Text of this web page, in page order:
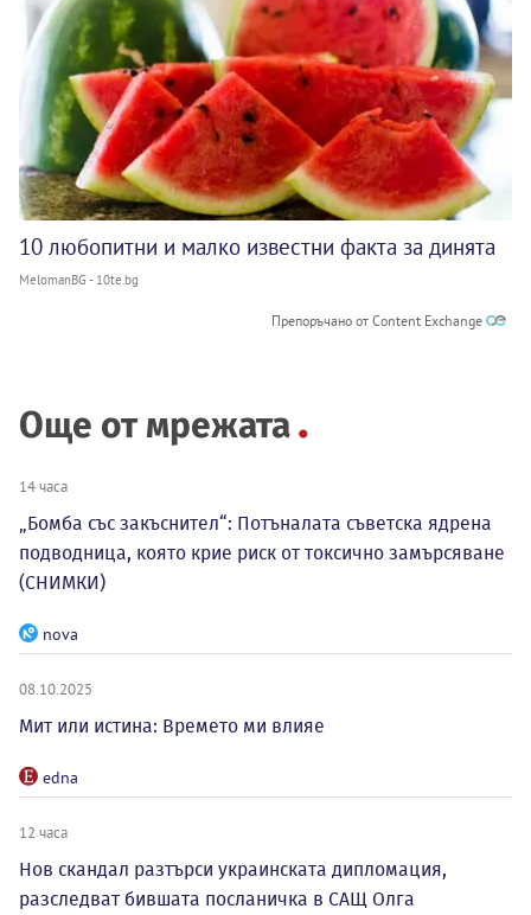
10 любопитни и малко известни факта за динята
MelomanBG - 10te.bg
Препоръчано от Content Exchange
Още от мрежата
14 часа
„Бомба със закъснител“: Потъналата съветска ядрена
подводница, която крие риск от токсично замърсяване
(СНИМКИ)
nova
08.10.2025
Мит или истина: Времето ми влияе
edna
12 часа
Нов скандал разтърси украинската дипломация,
разследват бившата посланичка в САЩ Олга